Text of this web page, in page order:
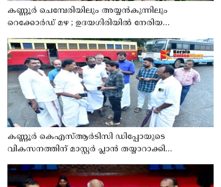
കണ്ണൂർ ചെമ്പേരിയിലും അയ്യൻകുന്നിലും
റെക്കോർഡ് മഴ ; ഉദയഗിരിയിൽ നേരിയ
കണ്ണൂർ കെഎസ്ആർടിസി ഡിപ്പോയുടെ
വികസനത്തിന് മാസ്റ്റർ പ്ലാൻ തയ്യാറാക്കി